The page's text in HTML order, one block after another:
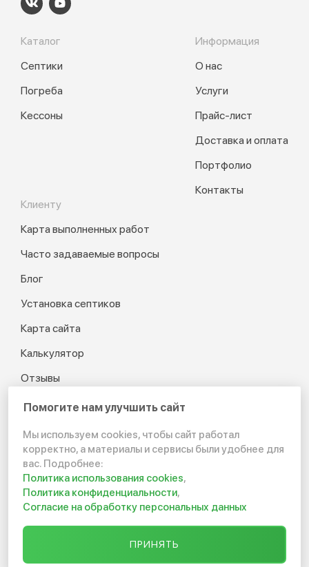
Каталог
Септики
Погреба
Кессоны
Информация
О нас
Услуги
Прайс-лист
Доставка и оплата
Портфолио
Контакты
Клиенту
Карта выполненных работ
Часто задаваемые вопросы
Блог
Установка септиков
Карта сайта
Калькулятор
Отзывы
© 2012-2026 Канализация
в частном доме и на даче
Политика конфиденциальности
Помогите нам улучшить сайт
Мы используем cookies, чтобы сайт работал
корректно, а материалы и сервисы были удобнее для
вас. Подробнее:
Политика использования cookies,
Политика конфиденциальности,
Согласие на обработку персональных данных
ПРИНЯТЬ